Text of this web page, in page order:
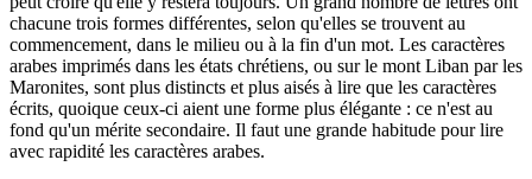
chacune trois formes différentes, selon qu'elles se trouvent au
commencement, dans le milieu ou à la fin d'un mot. Les caractères
arabes imprimés dans les états chrétiens, ou sur le mont Liban par les
Maronites, sont plus distincts et plus aisés à lire que les caractères
écrits, quoique ceux-ci aient une forme plus élégante : ce n'est au
fond qu'un mérite secondaire. Il faut une grande habitude pour lire
avec rapidité les caractères arabes.